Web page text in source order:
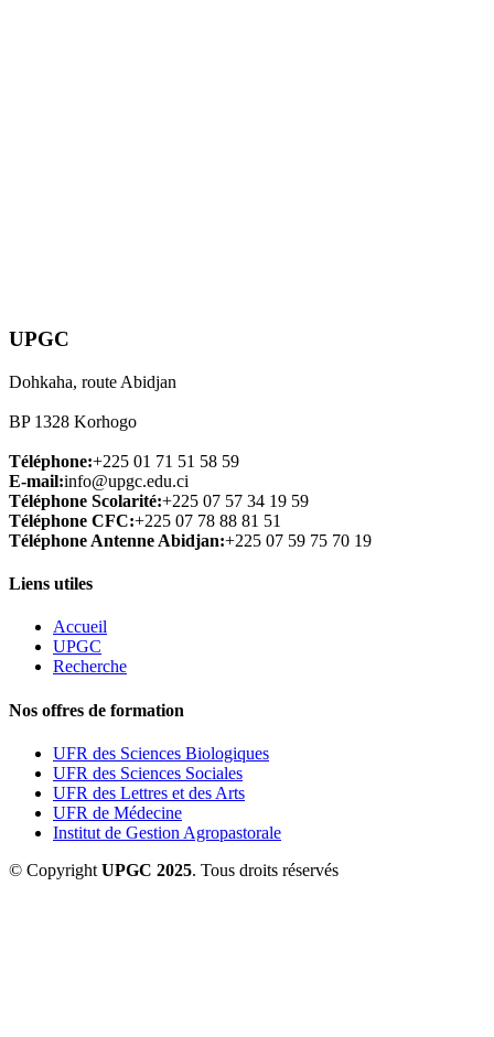
UPGC
Dohkaha, route Abidjan
BP 1328 Korhogo
Téléphone:+225 01 71 51 58 59
E-mail:info@upgc.edu.ci
Téléphone Scolarité:+225 07 57 34 19 59
Téléphone CFC:+225 07 78 88 81 51
Téléphone Antenne Abidjan:+225 07 59 75 70 19
Liens utiles
Accueil
UPGC
Recherche
Nos offres de formation
UFR des Sciences Biologiques
UFR des Sciences Sociales
UFR des Lettres et des Arts
UFR de Médecine
Institut de Gestion Agropastorale
© Copyright UPGC 2025. Tous droits réservés